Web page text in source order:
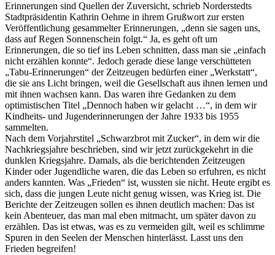
Erinnerungen sind Quellen der Zuversicht, schrieb Norderstedts
Stadtpräsidentin Kathrin Oehme in ihrem Grußwort zur ersten
Veröffentlichung gesammelter Erinnerungen,
denn sie sagen uns,
dass auf Regen Sonnenschein folgt.
Ja, es geht oft um
Erinnerungen, die so tief ins Leben schnitten, dass man sie
einfach
nicht erzählen konnte . Jedoch gerade diese lange verschütteten
Tabu-Erinnerungen
der Zeitzeugen bedürfen einer Werkstatt ,
die sie ans Licht bringen, weil die Gesellschaft aus ihnen lernen und
mit ihnen wachsen kann. Das waren ihre Gedanken zu dem
optimistischen Titel
Dennoch haben wir gelacht … , in dem wir
Kindheits- und Jugenderinnerungen der Jahre 1933 bis 1955
sammelten.
Nach dem Vorjahrstitel
Schwarzbrot mit Zucker , in dem wir die
Nachkriegsjahre beschrieben, sind wir jetzt zurückgekehrt in die
dunklen Kriegsjahre. Damals, als die berichtenden Zeitzeugen
Kinder oder Jugendliche waren, die das Leben so erfuhren, es nicht
anders kannten. Was
Frieden
ist, wussten sie nicht. Heute ergibt es
sich, dass die jungen Leute nicht genug wissen, was Krieg ist. Die
Berichte der Zeitzeugen sollen es ihnen deutlich machen: Das ist
kein Abenteuer, das man mal eben mitmacht, um später davon zu
erzählen. Das ist etwas, was es zu vermeiden gilt, weil es schlimme
Spuren in den Seelen der Menschen hinterlässt. Lasst uns den
Frieden begreifen!